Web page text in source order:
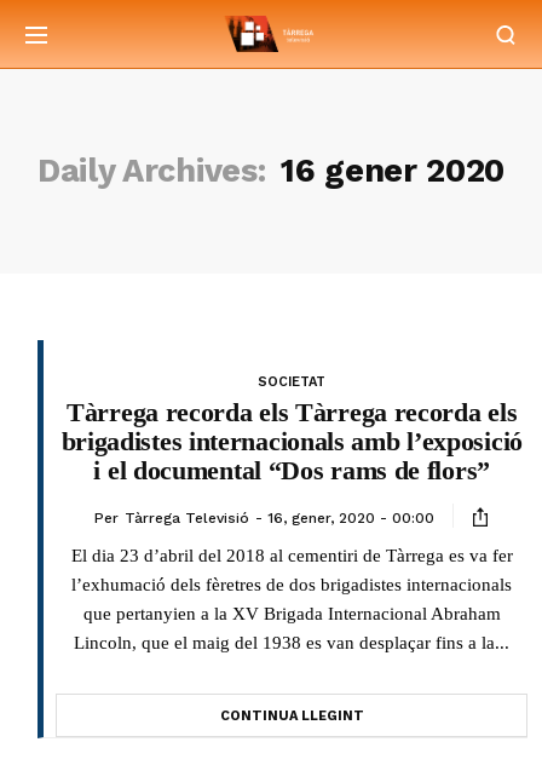
Daily Archives: 16 gener 2020
SOCIETAT
Tàrrega recorda els Tàrrega recorda els
brigadistes internacionals amb l’exposició
i el documental “Dos rams de flors”
Per Tàrrega Televisió 16, gener, 2020 - 00:00
El dia 23 d’abril del 2018 al cementiri de Tàrrega es va fer
l’exhumació dels fèretres de dos brigadistes internacionals
que pertanyien a la XV Brigada Internacional Abraham
Lincoln, que el maig del 1938 es van desplaçar fins a la...
CONTINUA LLEGINT